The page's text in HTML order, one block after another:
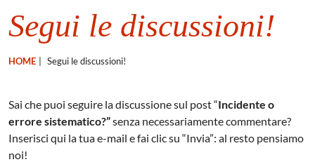
Segui le discussioni!
HOME Segui le discussioni!
Sai che puoi seguire la discussione sul post “Incidente o
errore sistematico?”senza necessariamente commentare?
Inserisci qui la tua e-mail e fai clic su “Invia”: al resto pensiamo
noi!